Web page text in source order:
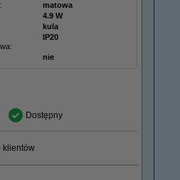
matowa
4.9 W
kula
IP20
nie
Dostępny
klientów